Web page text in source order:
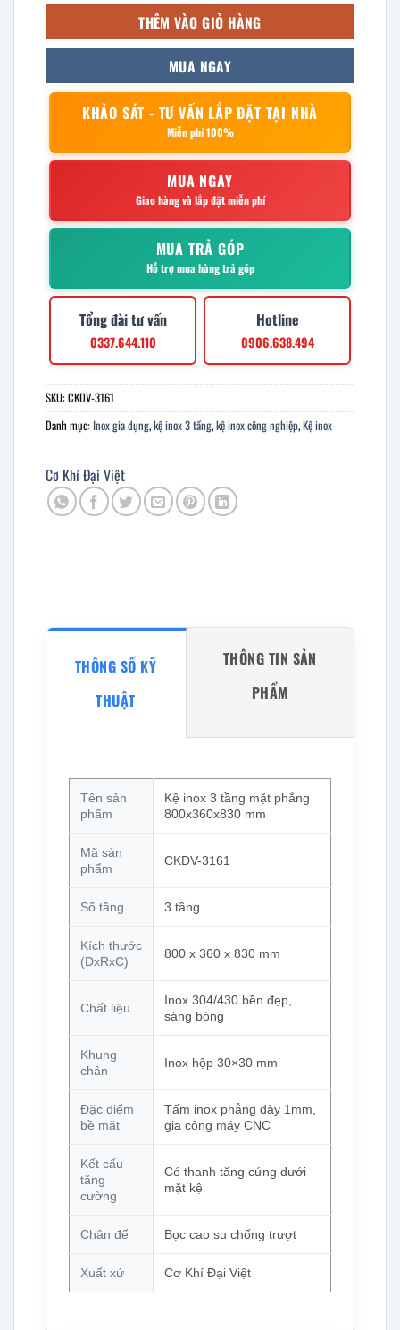
THÊM VÀO GIỎ HÀNG
MUA NGAY
KHẢO SÁT - TƯ VẤN LẮP ĐẶT TẠI NHÀ
Miễn phí 100%
MUA NGAY
Giao hàng và lắp đặt miễn phí
MUA TRẢ GÓP
Hỗ trợ mua hàng trả góp
Tổng đài tư vấn
0337.644.110
Hotline
0906.638.494
SKU:CKDV-3161
Danh mục: Inox gia dụng,kệ inox 3 tầng,kệ inox công nghiệp,Kệ inox
Cơ Khí Đại Việt
THÔNG SỐ KỸ
THUẬT
THÔNG TIN SẢN
PHẨM
Tên sản
phẩm
Kệ inox 3 tầng mặt phẳng
800x360x830 mm
Mã sản
phẩm
CKDV-3161
Số tầng 3 tầng
Kích thước
(DxRxC)
800 x 360 x 830 mm
Chất liệu
Inox 304/430 bền đẹp,
sáng bóng
Khung
chân
Inox hộp 30×30 mm
Đặc điểm
bề mặt
Tấm inox phẳng dày 1mm,
gia công máy CNC
Kết cấu
tăng
cường
Có thanh tăng cứng dưới
mặt kệ
Chân đế Bọc cao su chống trượt
Xuất xứ Cơ Khí Đại Việt